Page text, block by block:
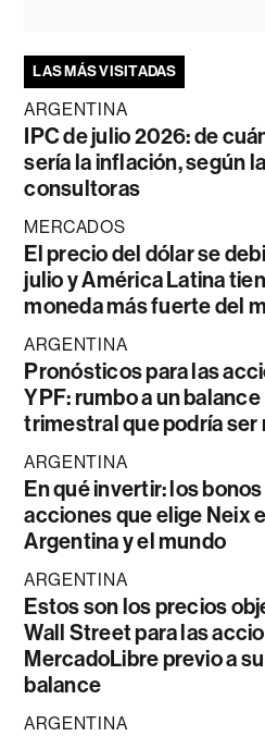
LAS MÁS VISITADAS
ARGENTINA
IPC de julio 2026: de
sería la inflación, según
consultoras
MERCADOS
El precio del dólar se
julio y América Latina
moneda más fuerte del
ARGENTINA
Pronósticos para las
YPF: rumbo a un balance
trimestral que podría ser
ARGENTINA
En qué invertir: los
acciones que elige Neix
Argentina y el mundo
ARGENTINA
Estos son los precios
Wall Street para las
MercadoLibre previo a su
balance
ARGENTINA